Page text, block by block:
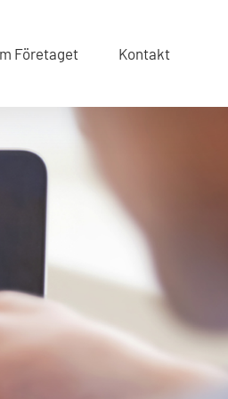
Företaget Kontakt